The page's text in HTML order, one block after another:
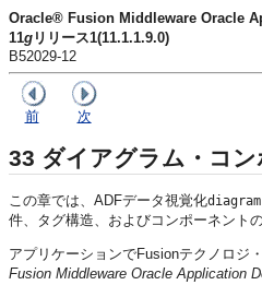
Oracle® Fusion Middleware Oracle
11g リリース1(11.1.1.9.0)
B52029-12
前 次
33 ダイアグラム・コ
この章では、ADFデータ視覚化diagram
件、タグ構造、およびコンポーネント
アプリケーションでFusionテクノロジ
Fusion Middleware Oracle Application